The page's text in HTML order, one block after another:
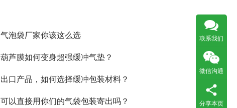
气泡袋厂家你该这么选
​葫芦膜如何变身超强缓冲气垫？
出口产品，如何选择缓冲包装材料？
可以直接用你们的气袋包装寄出吗？
联系我们
微信沟通
分享本页